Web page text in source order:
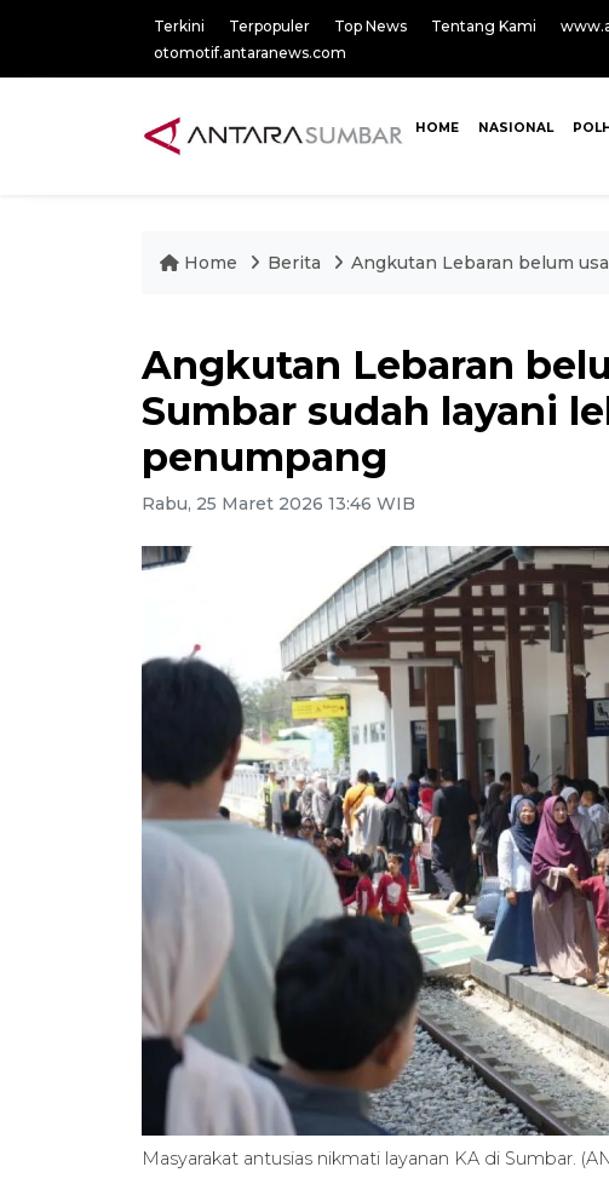
Terkini Terpopuler Top News Tentang Kami
otomotif.antaranews.com
HOME NASIONAL
Home Berita Angkutan Lebaran belum
Angkutan Lebaran
Sumbar sudah layani
penumpang
Rabu, 25 Maret 2026 13:46 WIB
Masyarakat antusias nikmati layanan KA di Sumbar.